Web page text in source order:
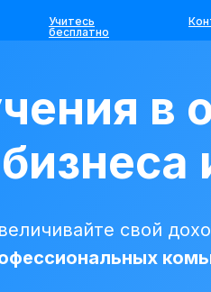
Учитесь
бесплатно
в
свой